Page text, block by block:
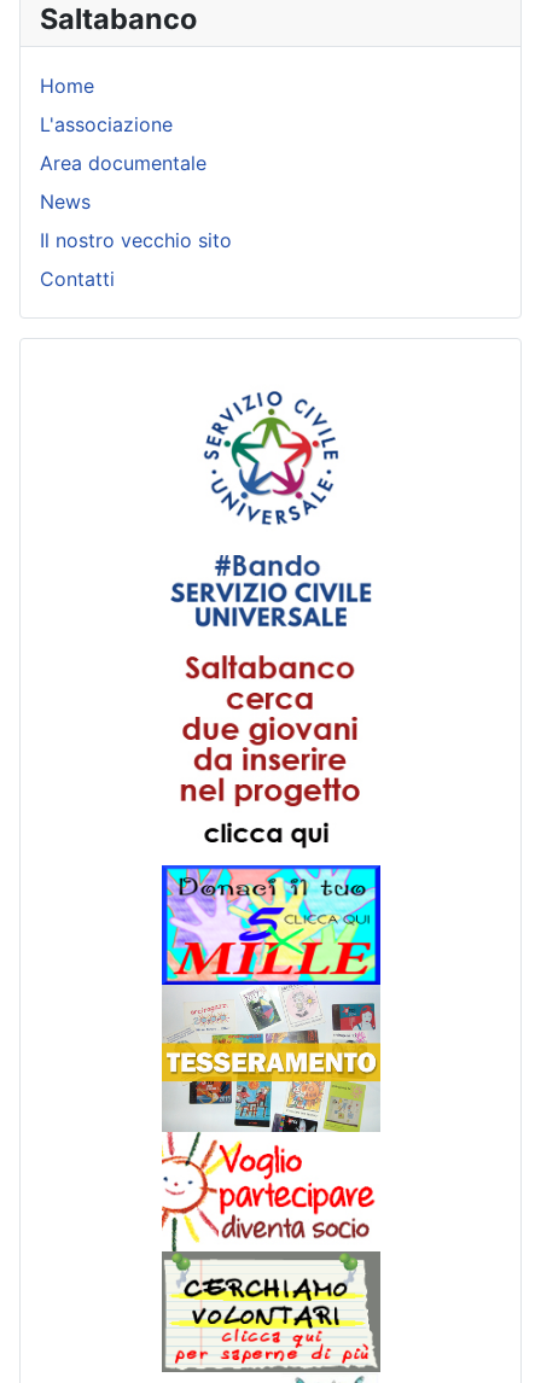
Saltabanco
Home
L'associazione
Area documentale
News
Il nostro vecchio sito
Contatti